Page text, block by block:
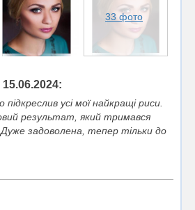
33 фото
усі мої найкращі риси.
результат, який тримався
Дуже задоволена, тепер тільки до